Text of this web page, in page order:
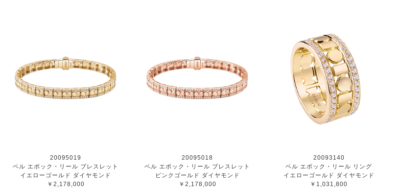
20095019
ベル エポック・リール ブレスレット
イエローゴールド ダイヤモンド
￥2,178,000
20095018
ベル エポック・リール ブレスレット
ピンクゴールド ダイヤモンド
￥2,178,000
20093140
ベル エポック・リール リング
イエローゴールド ダイヤモンド
￥1,031,800